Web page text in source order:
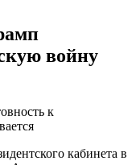
войну
кабинета в